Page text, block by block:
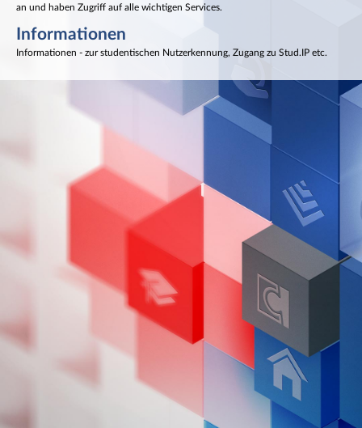
an und haben Zugriff auf alle wichtigen Services.
Informationen
Informationen - zur studentischen Nutzerkennung, Zugang zu Stud.IP etc.